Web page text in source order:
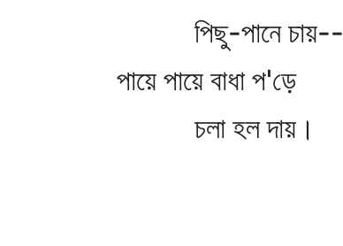
পিছু-পানে চায়--
পায়ে পায়ে বাধা প'ড়ে
চলা হল দায়।